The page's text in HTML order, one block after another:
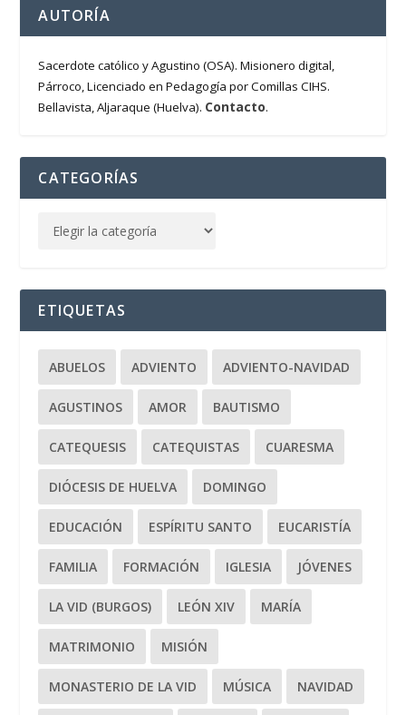
AUTORÍA
Sacerdote católico y Agustino (OSA). Misionero digital,
Párroco, Licenciado en Pedagogía por Comillas CIHS.
Bellavista, Aljaraque (Huelva). Contacto.
CATEGORÍAS
ETIQUETAS
ABUELOS ADVIENTO ADVIENTO-NAVIDAD
AGUSTINOS AMOR BAUTISMO
CATEQUESIS CATEQUISTAS CUARESMA
DIÓCESIS DE HUELVA DOMINGO
EDUCACIÓN ESPÍRITU SANTO EUCARISTÍA
FAMILIA FORMACIÓN IGLESIA JÓVENES
LA VID (BURGOS) LEÓN XIV MARÍA
MATRIMONIO MISIÓN
MONASTERIO DE LA VID MÚSICA NAVIDAD